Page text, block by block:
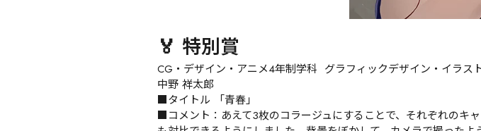
🏅 特別賞
CG・デザイン・アニメ4年制学科  グラフィックデザイン・イラス
中野 祥太郎
■タイトル 「青春」
■コメント：あえて3枚のコラージュにすることで、それぞれのキ